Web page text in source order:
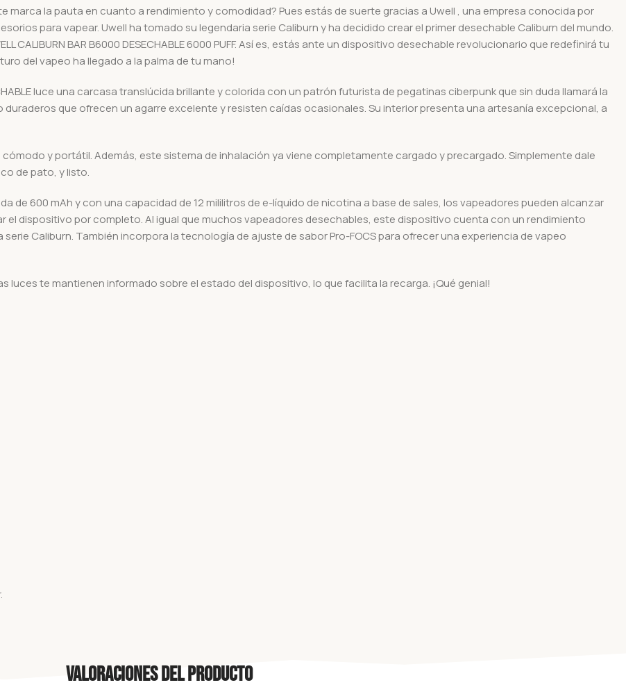
la pauta en cuanto a rendimiento y comodidad? Pues estás de suerte gracias a Uwell , una empresa conocida por
para vapear. Uwell ha tomado su legendaria serie Caliburn y ha decidido crear el primer desechable Caliburn del mundo.
CALIBURN BAR B6000 DESECHABLE 6000 PUFF. Así es, estás ante un dispositivo desechable revolucionario que redefinirá tu
del vapeo ha llegado a la palma de tu mano!
luce una carcasa translúcida brillante y colorida con un patrón futurista de pegatinas ciberpunk que sin duda llamará la
que ofrecen un agarre excelente y resisten caídas ocasionales. Su interior presenta una artesanía excepcional, a
y portátil. Además, este sistema de inhalación ya viene completamente cargado y precargado. Simplemente dale
de pato, y listo.
de 600 mAh y con una capacidad de 12 mililitros de e-líquido de nicotina a base de sales, los vapeadores pueden alcanzar
dispositivo por completo. Al igual que muchos vapeadores desechables, este dispositivo cuenta con un rendimiento
Caliburn. También incorpora la tecnología de ajuste de sabor Pro-FOCS para ofrecer una experiencia de vapeo
luces te mantienen informado sobre el estado del dispositivo, lo que facilita la recarga. ¡Qué genial!
Valoraciones del producto